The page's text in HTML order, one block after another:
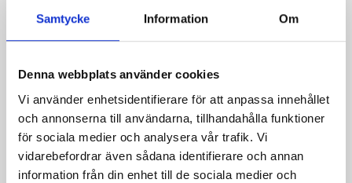
Samtycke Information Om
Denna webbplats använder cookies
Vi använder enhetsidentifierare för att anpassa innehållet
och annonserna till användarna, tillhandahålla funktioner
för sociala medier och analysera vår trafik. Vi
vidarebefordrar även sådana identifierare och annan
information från din enhet till de sociala medier och